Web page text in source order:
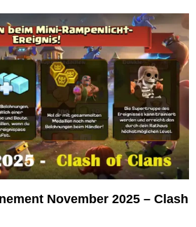
November 2025 – Clash